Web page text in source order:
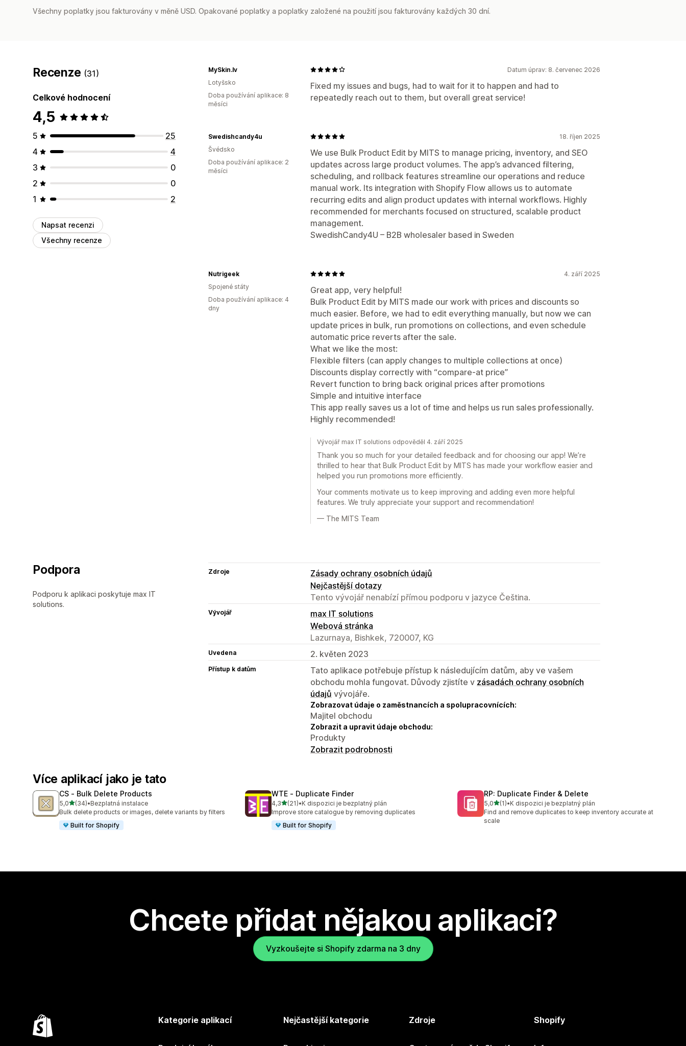
Všechny poplatky jsou fakturovány v měně USD. Opakované poplatky a poplatky založené na použití jsou fakturovány každých 30 dní.
Recenze (31)
Celkové hodnocení
4,5
5
25
4
4
3
0
2
0
1
2
Napsat recenzi
Všechny recenze
Datum úprav: 8. červenec 2026
Fixed my issues and bugs, had to wait for it to happen and had to
repeatedly reach out to them, but overall great service!
MySkin.lv
Lotyšsko
Doba používání aplikace: 8
měsíci
18. říjen 2025
We use Bulk Product Edit by MITS to manage pricing, inventory, and SEO
updates across large product volumes. The app’s advanced filtering,
scheduling, and rollback features streamline our operations and reduce
manual work. Its integration with Shopify Flow allows us to automate
recurring edits and align product updates with internal workflows. Highly
recommended for merchants focused on structured, scalable product
management.
SwedishCandy4U – B2B wholesaler based in Sweden
Swedishcandy4u
Švédsko
Doba používání aplikace: 2
měsíci
4. září 2025
Great app, very helpful!
Bulk Product Edit by MITS made our work with prices and discounts so
much easier. Before, we had to edit everything manually, but now we can
update prices in bulk, run promotions on collections, and even schedule
automatic price reverts after the sale.
What we like the most:
Flexible filters (can apply changes to multiple collections at once)
Discounts display correctly with “compare-at price”
Revert function to bring back original prices after promotions
Simple and intuitive interface
This app really saves us a lot of time and helps us run sales professionally.
Highly recommended!
Nutrigeek
Spojené státy
Doba používání aplikace: 4
dny
Vývojář max IT solutions odpověděl 4. září 2025
Thank you so much for your detailed feedback and for choosing our app! We’re
thrilled to hear that Bulk Product Edit by MITS has made your workflow easier and
helped you run promotions more efficiently.
Your comments motivate us to keep improving and adding even more helpful
features. We truly appreciate your support and recommendation!
— The MITS Team
Podpora
Podporu k aplikaci poskytuje max IT
solutions.
Zdroje
Zásady ochrany osobních údajů
Nejčastější dotazy
Tento vývojář nenabízí přímou podporu v jazyce Čeština.
Vývojář
max IT solutions
Webová stránka
Lazurnaya, Bishkek, 720007, KG
Uvedena 2. květen 2023
Přístup k datům
Tato aplikace potřebuje přístup k následujícím datům, aby ve vašem
obchodu mohla fungovat. Důvody zjistíte v zásadách ochrany osobních
údajů vývojáře.
Zobrazovat údaje o zaměstnancích a spolupracovnících:
Majitel obchodu
Zobrazit a upravit údaje obchodu:
Produkty
Zobrazit podrobnosti
Více aplikací jako je tato
CS ‑ Bulk Delete Products
5,0z 5 hvězd
(34)
Celkový počet recenzí: 34
•Bezplatná instalace
Bulk delete products or images, delete variants by filters
Built for Shopify
WTE ‑ Duplicate Finder
4,3z 5 hvězd
(21)
Celkový počet recenzí: 21
•K dispozici je bezplatný plán
Improve store catalogue by removing duplicates
Built for Shopify
RP: Duplicate Finder & Delete
5,0z 5 hvězd
(1)
Celkový počet recenzí: 1
•K dispozici je bezplatný plán
Find and remove duplicates to keep inventory accurate at
scale
Chcete přidat nějakou aplikaci?
Vyzkoušejte si Shopify zdarma na 3 dny
Kategorie aplikací Nejčastější kategorie Zdroje Shopify